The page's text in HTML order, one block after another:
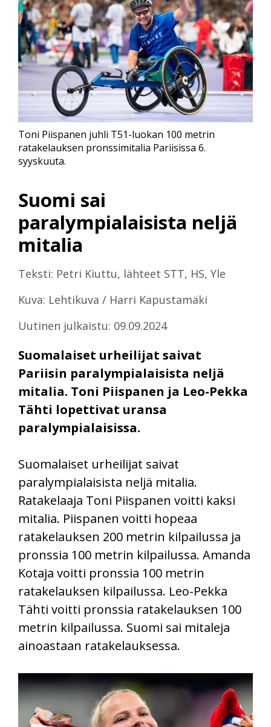
Suomi sai
paralympialaisista neljä
mitalia
Teksti: Petri Kiuttu, lähteet STT, HS, Yle
Kuva: Lehtikuva / Harri Kapustamäki
Uutinen julkaistu: 09.09.2024
Suomalaiset urheilijat saivat
Pariisin paralympialaisista neljä
mitalia. Toni Piispanen ja Leo-Pekka
Tähti lopettivat uransa
paralympialaisissa.
Toni Piispanen juhli T51-luokan 100 metrin
ratakelauksen pronssimitalia Pariisissa 6.
syyskuuta.
Suomalaiset urheilijat saivat
paralympialaisista neljä mitalia.
Ratakelaaja Toni Piispanen voitti kaksi
mitalia. Piispanen voitti hopeaa
ratakelauksen 200 metrin kilpailussa ja
pronssia 100 metrin kilpailussa. Amanda
Kotaja voitti pronssia 100 metrin
ratakelauksen kilpailussa. Leo-Pekka
Tähti voitti pronssia ratakelauksen 100
metrin kilpailussa. Suomi sai mitaleja
ainoastaan ratakelauksessa.